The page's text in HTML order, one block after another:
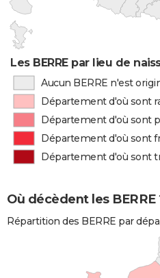
Les BERRE par lieu de
Aucun BERRE n'est
Département d'où sont
Département d'où sont
Département d'où sont
Département d'où sont
Où décèdent les BERRE
Répartition des BERRE par